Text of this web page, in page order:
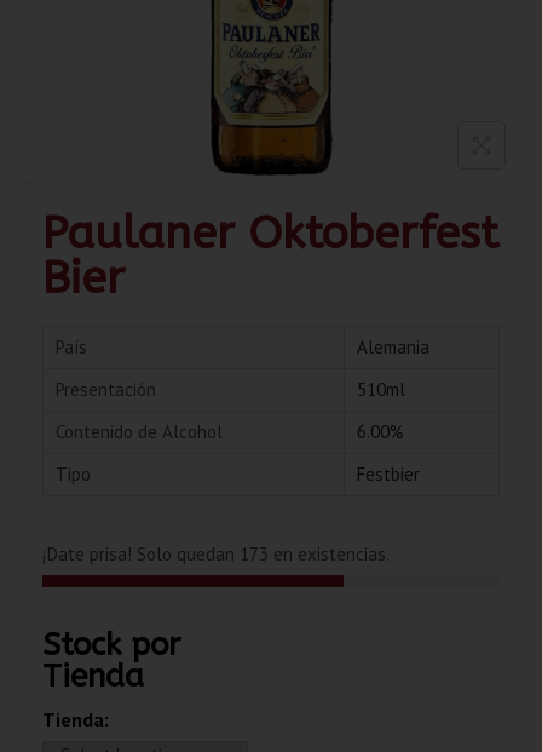
Paulaner Oktoberfest
Bier
País
Alemania
Presentación
510ml
Contenido de Alcohol
6.00%
Tipo
Festbier
¡Date prisa! Solo quedan 173 en existencias.
Stock por
Tienda
Tienda: